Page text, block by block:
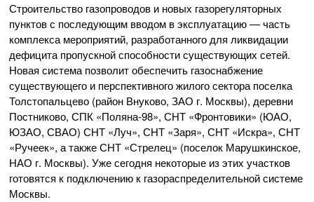
Строительство газопроводов и новых газорегуляторных
пунктов с последующим вводом в эксплуатацию — часть
комплекса мероприятий, разработанного для ликвидации
дефицита пропускной способности существующих сетей.
Новая система позволит обеспечить газоснабжение
существующего и перспективного жилого сектора поселка
Толстопальцево (район Внуково, ЗАО г. Москвы), деревни
Постниково, СПК «Поляна-98», СНТ «Фронтовики» (ЮАО,
ЮЗАО, СВАО) СНТ «Луч», СНТ «Заря», СНТ «Искра», СНТ
«Ручеек», а также СНТ «Стрелец» (поселок Марушкинское,
НАО г. Москвы). Уже сегодня некоторые из этих участков
готовятся к подключению к газораспределительной системе
Москвы.